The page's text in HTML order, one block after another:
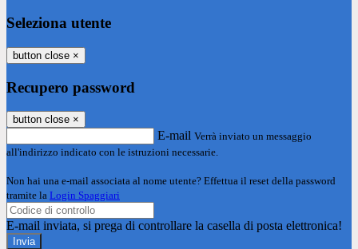
Seleziona utente
button close ×
Recupero password
button close ×
E-mail Verrà inviato un messaggio
all'indirizzo indicato con le istruzioni necessarie.
Non hai una e-mail associata al nome utente? Effettua il reset della password
tramite la Login Spaggiari
E-mail inviata, si prega di controllare la casella di posta elettronica!